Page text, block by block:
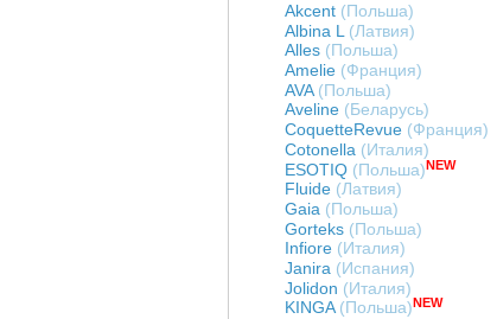
Akcent (Польша)
Albina L (Латвия)
Alles (Польша)
Amelie (Франция)
AVA (Польша)
Aveline (Беларусь)
CoquetteRevue (Франция)
Cotonella (Италия)
ESOTIQ (Польша)NEW
Fluide (Латвия)
Gaia (Польша)
Gorteks (Польша)
Infiore (Италия)
Janira (Испания)
Jolidon (Италия)
KINGA(Польша) NEW